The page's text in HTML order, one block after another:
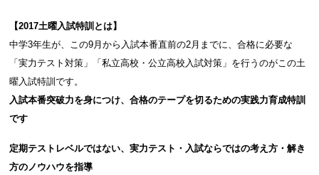
【2017土曜入試特訓とは】
中学3年生が、この9月から入試本番直前の2月までに、合格に必要な
「実力テスト対策」「私立高校・公立高校入試対策」を行うのがこの土
曜入試特訓です。
入試本番突破力を身につけ、合格のテープを切るための実践力育成特訓
です
定期テストレベルではない、実力テスト・入試ならではの考え方・解き
方のノウハウを指導